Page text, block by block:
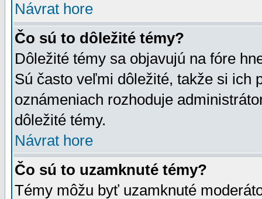
Návrat hore
Čo sú to dôležité témy?
Dôležité témy sa objavujú na fóre
Sú často veľmi dôležité, takže si ich
oznámeniach rozhoduje
dôležité témy.
Návrat hore
Čo sú to uzamknuté témy?
Témy môžu byť uzamknuté